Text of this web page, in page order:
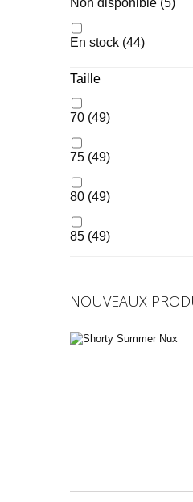
Non disponible (5)
En stock (44)
Taille
70 (49)
75 (49)
80 (49)
85 (49)
NOUVEAUX